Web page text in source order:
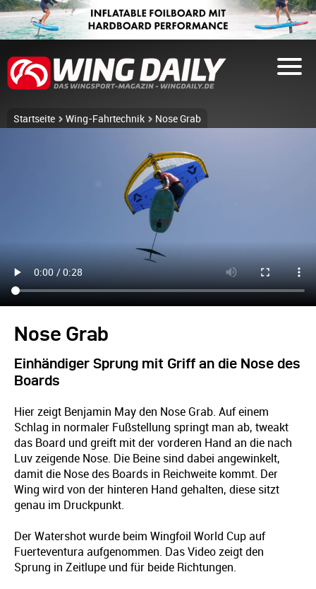
Startseite Wing-Fahrtechnik Nose Grab
Nose Grab
Einhändiger Sprung mit Griff an die Nose des
Boards
Hier zeigt Benjamin May den Nose Grab. Auf einem
Schlag in normaler Fußstellung springt man ab, tweakt
das Board und greift mit der vorderen Hand an die nach
Luv zeigende Nose. Die Beine sind dabei angewinkelt,
damit die Nose des Boards in Reichweite kommt. Der
Wing wird von der hinteren Hand gehalten, diese sitzt
genau im Druckpunkt.
Der Watershot wurde beim Wingfoil World Cup auf
Fuerteventura aufgenommen. Das Video zeigt den
Sprung in Zeitlupe und für beide Richtungen.